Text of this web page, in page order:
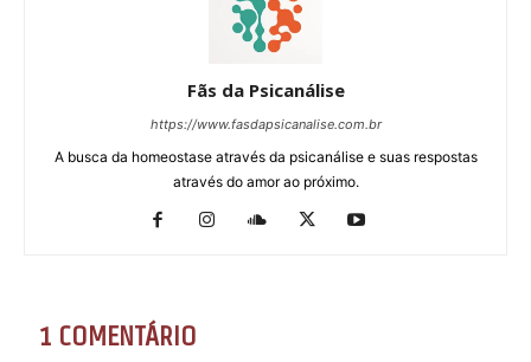
Fãs da Psicanálise
https://www.fasdapsicanalise.com.br
A busca da homeostase através da psicanálise e suas respostas
através do amor ao próximo.
1 COMENTÁRIO